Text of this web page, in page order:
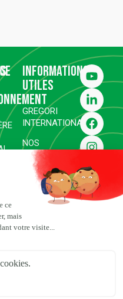
ET
Informations
utiles
GREGORI
INTERNATIONAL
NOS
RÉALISATIONS
SURFACES
SPORTIVES
CARRIÈRES
ENGAGEMENTS